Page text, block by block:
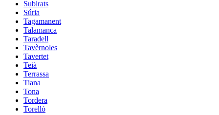
Subirats
Súria
Tagamanent
Talamanca
Taradell
Tavèrnoles
Tavertet
Teià
Terrassa
Tiana
Tona
Tordera
Torelló